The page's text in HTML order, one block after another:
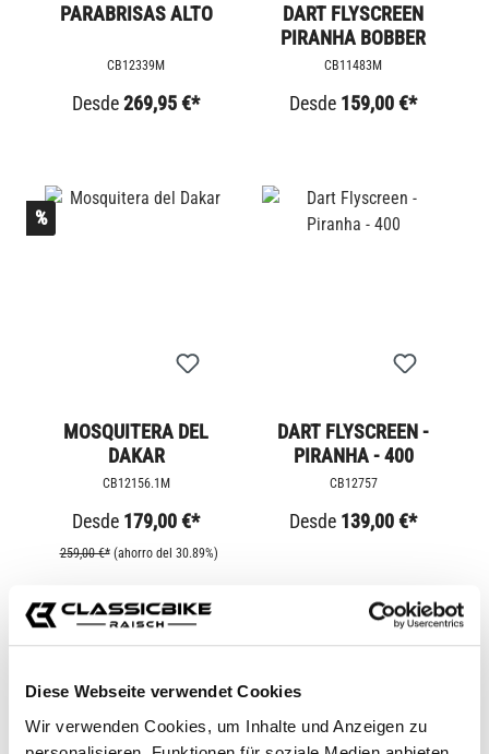
Diese Webseite verwendet Cookies
Wir verwenden Cookies, um Inhalte und Anzeigen zu
PARABRISAS ALTO
CB12339M
Desde269,95 €*
DART FLYSCREEN
PIRANHA BOBBER
CB11483M
Desde 159,00 €*
%
MOSQUITERA DEL
DAKAR
CB12156.1M
Desde 179,00 €*
259,00 €* (ahorro del 30.89%)
DART FLYSCREEN -
PIRANHA - 400
CB12757
Desde 139,00 €*